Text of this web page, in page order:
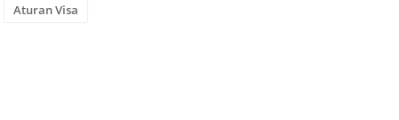
Aturan Visa